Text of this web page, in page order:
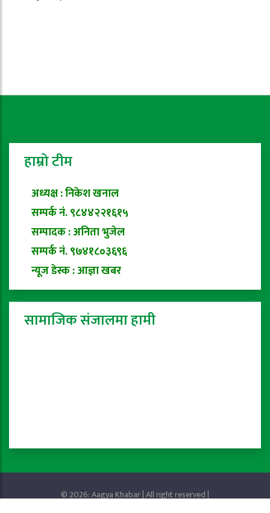
हाम्रो टीम
अध्यक्ष : निकेश खनाल
सम्पर्क नं. ९८४४२२१६१५
सम्पादक : अनिता भुजेल
सम्पर्क नं. ९७४१८०३६९६
न्यूज डेस्क : आज्ञा खबर
सामाजिक संजालमा हामी
© 2026: Aagya Khabar | All right reserved |